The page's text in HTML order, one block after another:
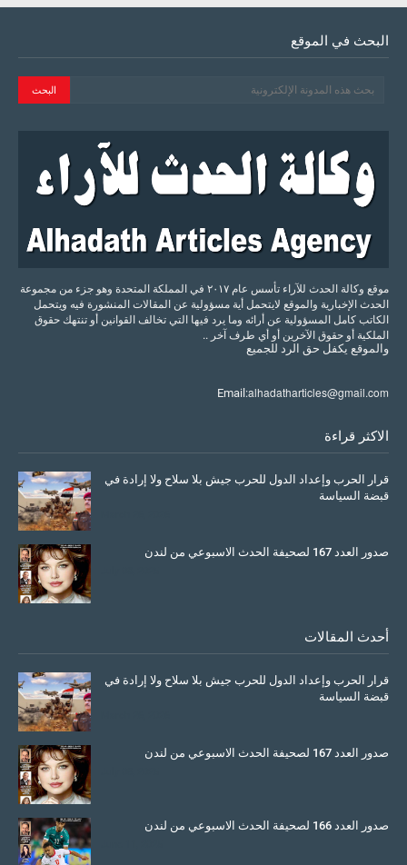
البحث في الموقع
موقع وكالة الحدث للآراء تأسس عام ٢٠١٧ في المملكة المتحدة وهو جزء من مجموعة
الحدث الإخبارية والموقع لايتحمل أية مسؤولية عن المقالات المنشورة فيه ويتحمل
الكاتب كامل المسؤولية عن أرائه وما يرد فيها التي تخالف القوانين أو تنتهك حقوق
الملكية أو حقوق الآخرين أو أي طرف آخر ..
والموقع يكفل حق الرد للجميع
Email:alhadatharticles@gmail.com
الاكثر قراءة
قرار الحرب وإعداد الدول للحرب جيش بلا سلاح ولا إرادة في
قبضة السياسة
صدور العدد 167 لصحيفة الحدث الاسبوعي من لندن
أحدث المقالات
قرار الحرب وإعداد الدول للحرب جيش بلا سلاح ولا إرادة في
قبضة السياسة
صدور العدد 167 لصحيفة الحدث الاسبوعي من لندن
صدور العدد 166 لصحيفة الحدث الاسبوعي من لندن